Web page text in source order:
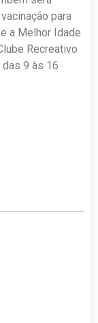
para
a Melhor Idade
Recreativo
das 9 às 16